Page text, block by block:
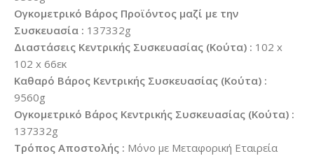
Ογκομετρικό Βάρος Προϊόντος μαζί με την
Συσκευασία : 137332g
Διαστάσεις Κεντρικής Συσκευασίας (Κούτα) : 102 x
102 x 66εκ
Καθαρό Βάρος Κεντρικής Συσκευασίας (Κούτα) :
9560g
Ογκομετρικό Βάρος Κεντρικής Συσκευασίας (Κούτα) :
137332g
Τρόπος Αποστολής : Μόνο με Μεταφορική Εταιρεία